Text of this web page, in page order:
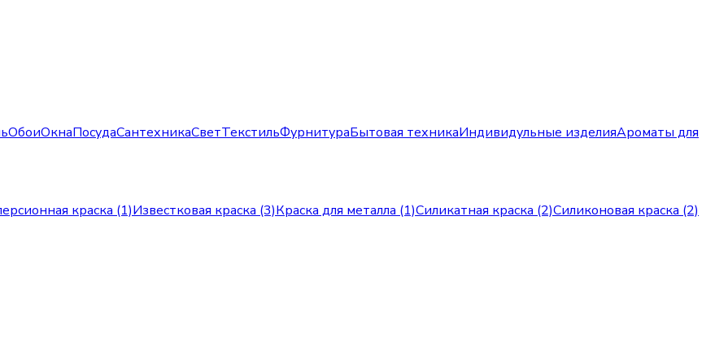
ОбоиОкнаПосудаСантехникаСветТекстильФурнитураБытовая техникаИндивидульные изделияАроматы для
краска (1)Известковая краска (3)Краска для металла (1)Силикатная краска (2)Силиконовая краска (2)